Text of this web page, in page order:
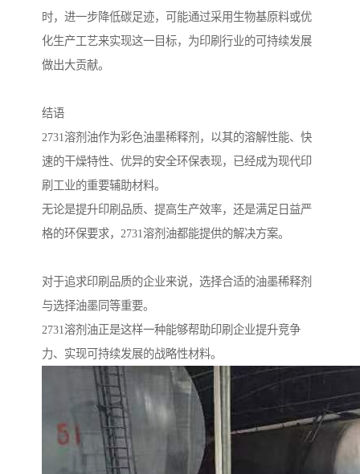
时，进一步降低碳足迹，可能通过采用生物基原料或优
化生产工艺来实现这一目标，为印刷行业的可持续发展
做出大贡献。
结语
2731溶剂油作为彩色油墨稀释剂，以其的溶解性能、快
速的干燥特性、优异的安全环保表现，已经成为现代印
刷工业的重要辅助材料。
无论是提升印刷品质、提高生产效率，还是满足日益严
格的环保要求，2731溶剂油都能提供的解决方案。
对于追求印刷品质的企业来说，选择合适的油墨稀释剂
与选择油墨同等重要。
2731溶剂油正是这样一种能够帮助印刷企业提升竞争
力、实现可持续发展的战略性材料。